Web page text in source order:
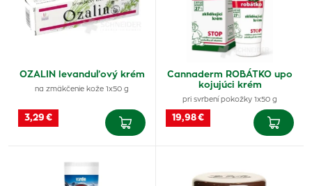
OZALIN levanduľový krém
na zmäkčenie kože 1x50 g
3,29 €
Cannaderm ROBÁTKO upo
kojujúci krém
pri svrbení pokožky 1x50 g
19,98 €